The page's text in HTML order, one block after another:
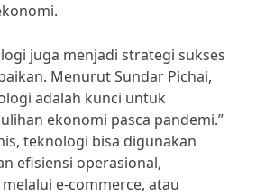
juga menjadi strategi sukses
Menurut Sundar Pichai,
adalah kunci untuk
ekonomi pasca pandemi.”
teknologi bisa digunakan
efisiensi operasional,
e-commerce, atau